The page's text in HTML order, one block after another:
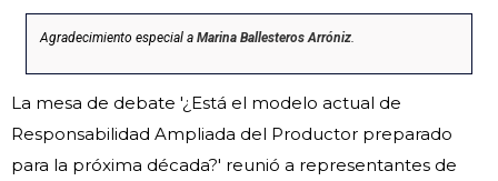
Agradecimiento especial aMarina Ballesteros Arróniz.
La mesa de debate '¿Está el modelo actual de
Responsabilidad Ampliada del Productor preparado
para la próxima década?' reunió a representantes de